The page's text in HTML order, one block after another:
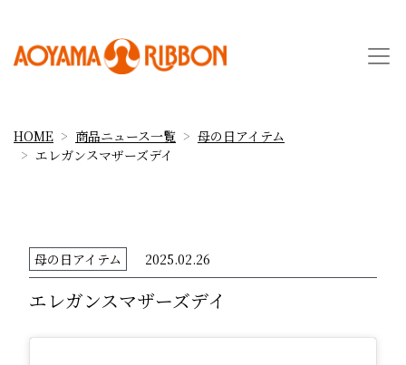
HOME 商品ニュース一覧
母の日アイテム
エレガンスマザーズデイ
母の日アイテム 2025.02.26
エレガンスマザーズデイ